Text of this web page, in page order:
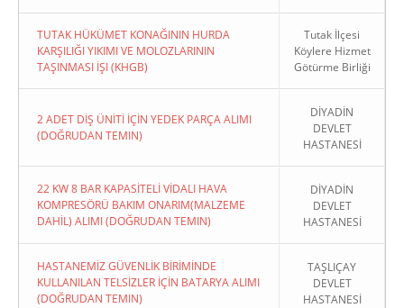
TUTAK HÜKÜMET KONAĞININ HURDA
KARŞILIĞI YIKIMI VE MOLOZLARININ
TAŞINMASI İŞI (KHGB)
Tutak İlçesi
Köylere Hizmet
Götürme Birliği
2 ADET DİŞ ÜNİTİ İÇİN YEDEK PARÇA ALIMI
(DOĞRUDAN TEMIN)
DİYADİN
DEVLET
HASTANESİ
22 KW 8 BAR KAPASİTELİ VİDALI HAVA
KOMPRESÖRÜ BAKIM ONARIM(MALZEME
DAHİL) ALIMI (DOĞRUDAN TEMIN)
DİYADİN
DEVLET
HASTANESİ
HASTANEMİZ GÜVENLİK BİRİMİNDE
KULLANILAN TELSİZLER İÇİN BATARYA ALIMI
(DOĞRUDAN TEMIN)
TAŞLIÇAY
DEVLET
HASTANESİ